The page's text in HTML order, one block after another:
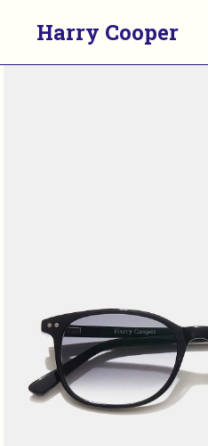
Harry Cooper